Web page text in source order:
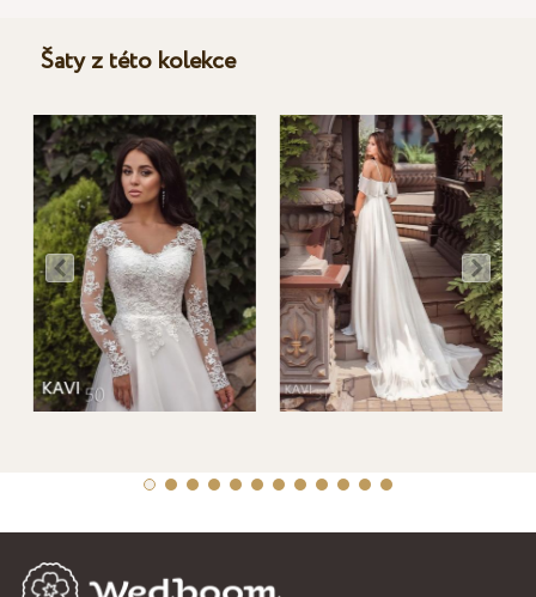
Šaty z této kolekce